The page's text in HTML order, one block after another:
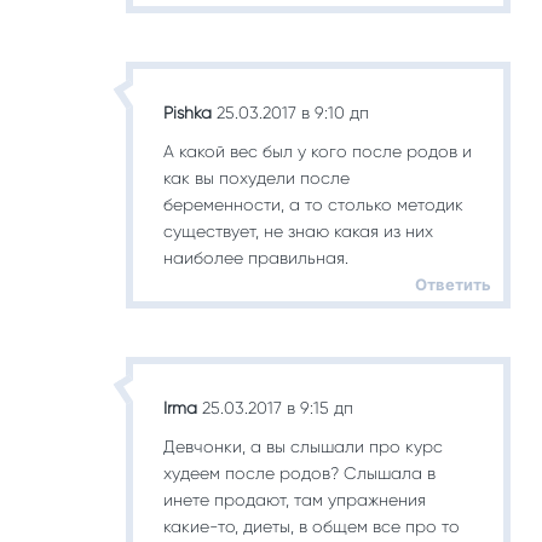
Pishka 25.03.2017 в 9:10 дп
А какой вес был у кого после родов и
как вы похудели после
беременности, а то столько методик
существует, не знаю какая из них
наиболее правильная.
Ответить
Irma 25.03.2017 в 9:15 дп
Девчонки, а вы слышали про курс
худеем после родов? Слышала в
инете продают, там упражнения
какие-то, диеты, в общем все про то